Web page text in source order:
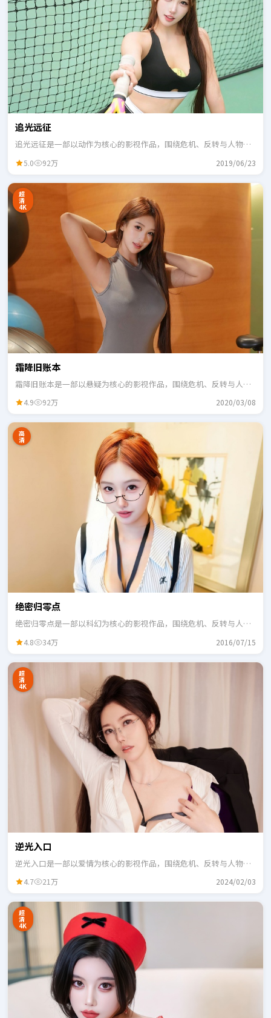
追光远征
追光远征是一部以动作为核心的影视作品，围绕危机、反转与人物成
5.0 92万 2019/06/23
超
清
4K
霜降旧账本
霜降旧账本是一部以悬疑为核心的影视作品，围绕危机、反转与人物
4.9 92万 2020/03/08
高
清
绝密归零点
绝密归零点是一部以科幻为核心的影视作品，围绕危机、反转与人物
4.8 34万 2016/07/15
超
清
4K
逆光入口
逆光入口是一部以爱情为核心的影视作品，围绕危机、反转与人物成
4.7 21万 2024/02/03
超
清
4K